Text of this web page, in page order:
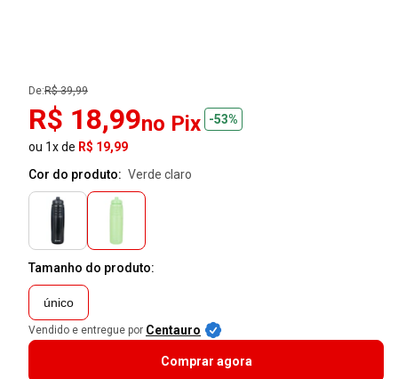
De:R$ 39,99
R$ 18,99no Pix
-53%
ou 1x de R$ 19,99
Cor do produto:
verde claro
Tamanho do produto:
único
Vendido e entregue por Centauro
Comprar agora